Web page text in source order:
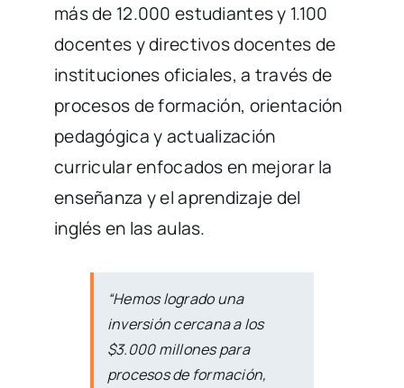
más de 12.000 estudiantes y 1.100
docentes y directivos docentes de
instituciones oficiales, a través de
procesos de formación, orientación
pedagógica y actualización
curricular enfocados en mejorar la
enseñanza y el aprendizaje del
inglés en las aulas.
“Hemos logrado una
inversión cercana a los
$3.000 millones para
procesos de formación,